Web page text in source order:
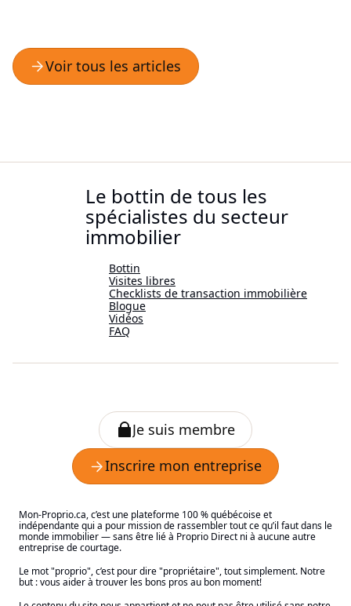
Le bottin de tous les
spécialistes du secteur
immobilier
Bottin
Visites libres
Checklists de transaction immobilière
Blogue
Vidéos
FAQ
Mon-Proprio.ca, c’est une plateforme 100 % québécoise et
indépendante qui a pour mission de rassembler tout ce qu’il faut dans le
monde immobilier — sans être lié à Proprio Direct ni à aucune autre
entreprise de courtage.
Le mot "proprio", c’est pour dire "propriétaire", tout simplement. Notre
but : vous aider à trouver les bons pros au bon moment!